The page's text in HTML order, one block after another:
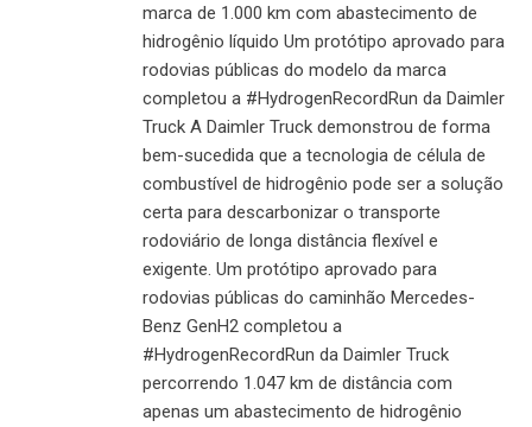
marca de 1.000 km com abastecimento de
hidrogênio líquido Um protótipo aprovado para
rodovias públicas do modelo da marca
completou a #HydrogenRecordRun da Daimler
Truck A Daimler Truck demonstrou de forma
bem-sucedida que a tecnologia de célula de
combustível de hidrogênio pode ser a solução
certa para descarbonizar o transporte
rodoviário de longa distância flexível e
exigente. Um protótipo aprovado para
rodovias públicas do caminhão Mercedes-
Benz GenH2 completou a
#HydrogenRecordRun da Daimler Truck
percorrendo 1.047 km de distância com
apenas um abastecimento de hidrogênio